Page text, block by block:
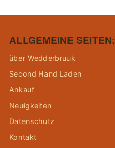
ALLGEMEINE SEITEN:
über Wedderbruuk
Second Hand Laden
Ankauf
Neuigkeiten
Datenschutz
Kontakt